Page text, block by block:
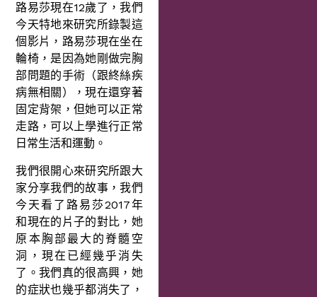
路易莎現在12歲了，我們
今天特地來研究所錄製這
個影片，路易莎現在坐在
輪椅，是因為她剛做完胸
部問題的手術（跟終絲疾
病無相關），現在還穿著
固定背架，但她可以正常
走路，可以上學進行正常
日常生活和運動。
我們很開心來研究所跟大
家分享我們的故事，我們
今天看了路易莎2017年
和現在的片子的對比，她
原本胸部最大的脊髓空
洞，現在已經幾乎消失
了。我們真的很高興，她
的症狀也幾乎都消失了，